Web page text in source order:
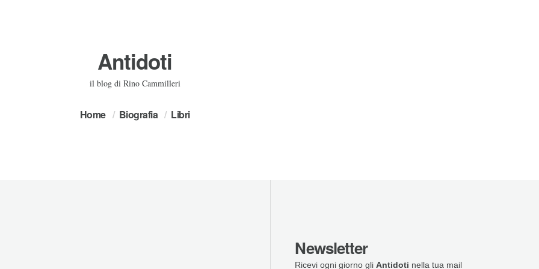
Antidoti
il blog di Rino Cammilleri
Home Biografia Libri
Newsletter
Ricevi ogni giorno gli Antidoti nella tua mail